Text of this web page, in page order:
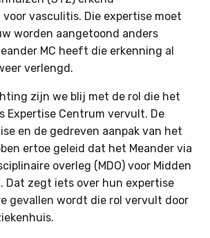
vasculitis. Die expertise moet
worden aangetoond anders
MC heeft die erkenning al
verlengd.
zijn we blij met de rol die het
Expertise Centrum vervult. De
en de gedreven aanpak van het
ertoe geleid dat het Meander via
overleg (MDO) voor Midden
Dat zegt iets over hun expertise
gevallen wordt die rol vervult door